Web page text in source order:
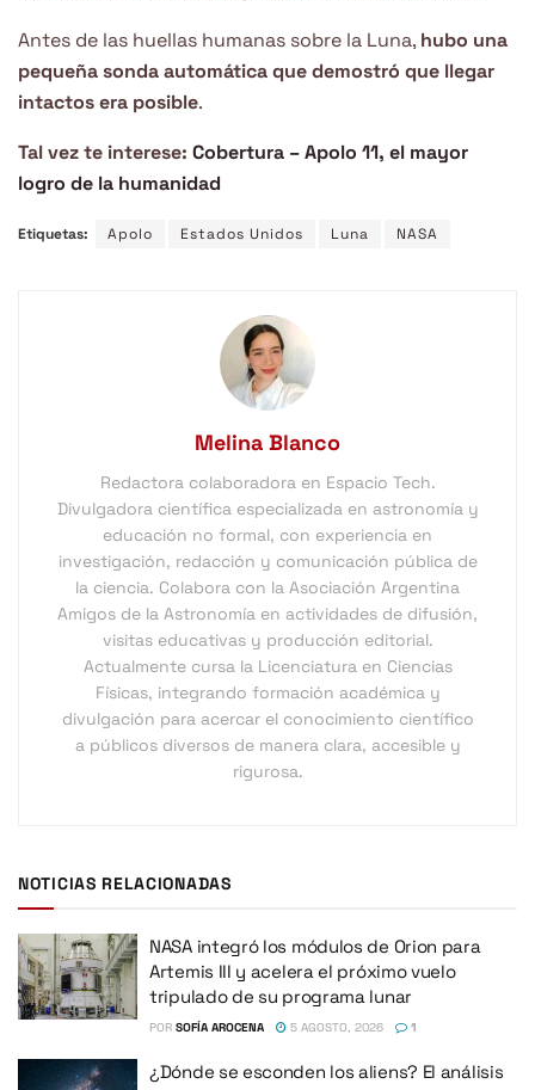
Antes de las huellas humanas sobre la Luna, hubo una
pequeña sonda automática que demostró que llegar
intactos era posible.
Tal vez te interese: Cobertura – Apolo 11, el mayor
logro de la humanidad
Etiquetas: Apolo Estados Unidos Luna NASA
Melina Blanco
Redactora colaboradora en Espacio Tech.
Divulgadora científica especializada en astronomía y
educación no formal, con experiencia en
investigación, redacción y comunicación pública de
la ciencia. Colabora con la Asociación Argentina
Amigos de la Astronomía en actividades de difusión,
visitas educativas y producción editorial.
Actualmente cursa la Licenciatura en Ciencias
Físicas, integrando formación académica y
divulgación para acercar el conocimiento científico
a públicos diversos de manera clara, accesible y
rigurosa.
NOTICIAS RELACIONADAS
NASA integró los módulos de Orion para
Artemis III y acelera el próximo vuelo
tripulado de su programa lunar
POR SOFÍA AROCENA 5 AGOSTO, 2026 1
¿Dónde se esconden los aliens? El análisis